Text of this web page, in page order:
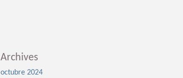
Archives
octubre 2024